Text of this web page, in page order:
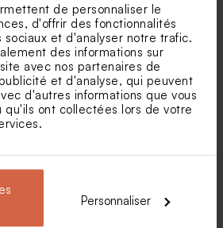
de personnaliser le
d'offrir des fonctionnalités
sociaux et d'analyser notre trafic.
des informations sur
avec nos partenaires de
et d'analyse, qui peuvent
d'autres informations que vous
qu'ils ont collectées lors de votre
Personnaliser
Sticker tube à bulles jolis
papillons